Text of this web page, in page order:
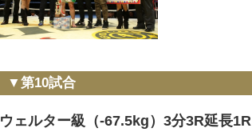
▼第10試合
ウェルター級（-67.5kg）3分3R延長1R